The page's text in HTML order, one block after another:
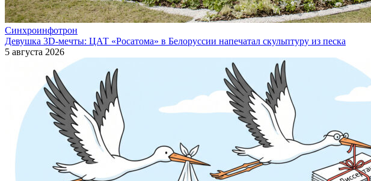
Синхроинфотрон
Девушка 3D-мечты: ЦАТ «Росатома» в Белоруссии напечатал скульптуру из песка
5 августа 2026